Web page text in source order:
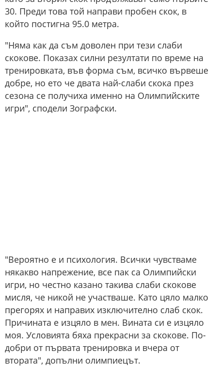
30. Преди това той направи пробен скок, в
който постигна 95.0 метра.
"Няма как да съм доволен при тези слаби
скокове. Показах силни резултати по време на
тренировката, във форма съм, всичко вървеше
добре, но ето че двата най-слаби скока през
сезона се получиха именно на Олимпийските
игри", сподели Зографски.
"Вероятно е и психология. Всички чувстваме
някакво напрежение, все пак са Олимпийски
игри, но честно казано такива слаби скокове
мисля, че никой не участваше. Като цяло малко
прегорях и направих изключително слаб скок.
Причината е изцяло в мен. Вината си е изцяло
моя. Условията бяха прекрасни за скокове. По-
добри от първата тренировка и вчера от
втората", допълни олимпиецът.